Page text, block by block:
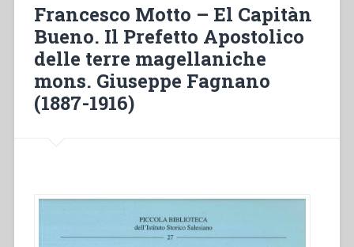
Bosco
à
Dinan
1903”
Francesco Motto – El Capitàn
Bueno. Il Prefetto Apostolico
delle terre magellaniche
mons. Giuseppe Fagnano
(1887-1916)